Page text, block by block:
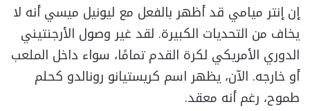
إن إنتر ميامي قد أظهر بالفعل مع ليونيل ميسي أنه لا
يخاف من التحديات الكبيرة. لقد غير وصول الأرجنتيني
الدوري الأمريكي لكرة القدم تمامًا، سواء داخل الملعب
أو خارجه. الآن، يظهر اسم كريستيانو رونالدو كحلم
طموح، رغم أنه معقد.